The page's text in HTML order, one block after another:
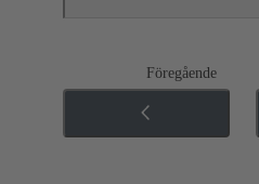
Föregående